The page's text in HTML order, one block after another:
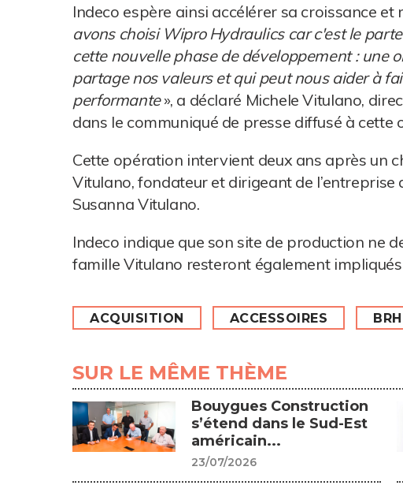
Indeco espère ainsi accélérer sa croissance
avons choisi Wipro Hydraulics car c'est le
cette nouvelle phase de développement : une
partage nos valeurs et qui peut nous aider à
performante», a déclaré Michele Vitulano,
dans le communiqué de presse diffusé à cette
Cette opération intervient deux ans après un
Vitulano, fondateur et dirigeant de
Susanna Vitulano.
Indeco indique que son site de production ne
famille Vitulano resteront également
ACQUISITION ACCESSOIRES BRH
SUR LE MÊME THÈME
Bouygues Construction
s’étend dans le Sud-Est
américain...
23/07/2026